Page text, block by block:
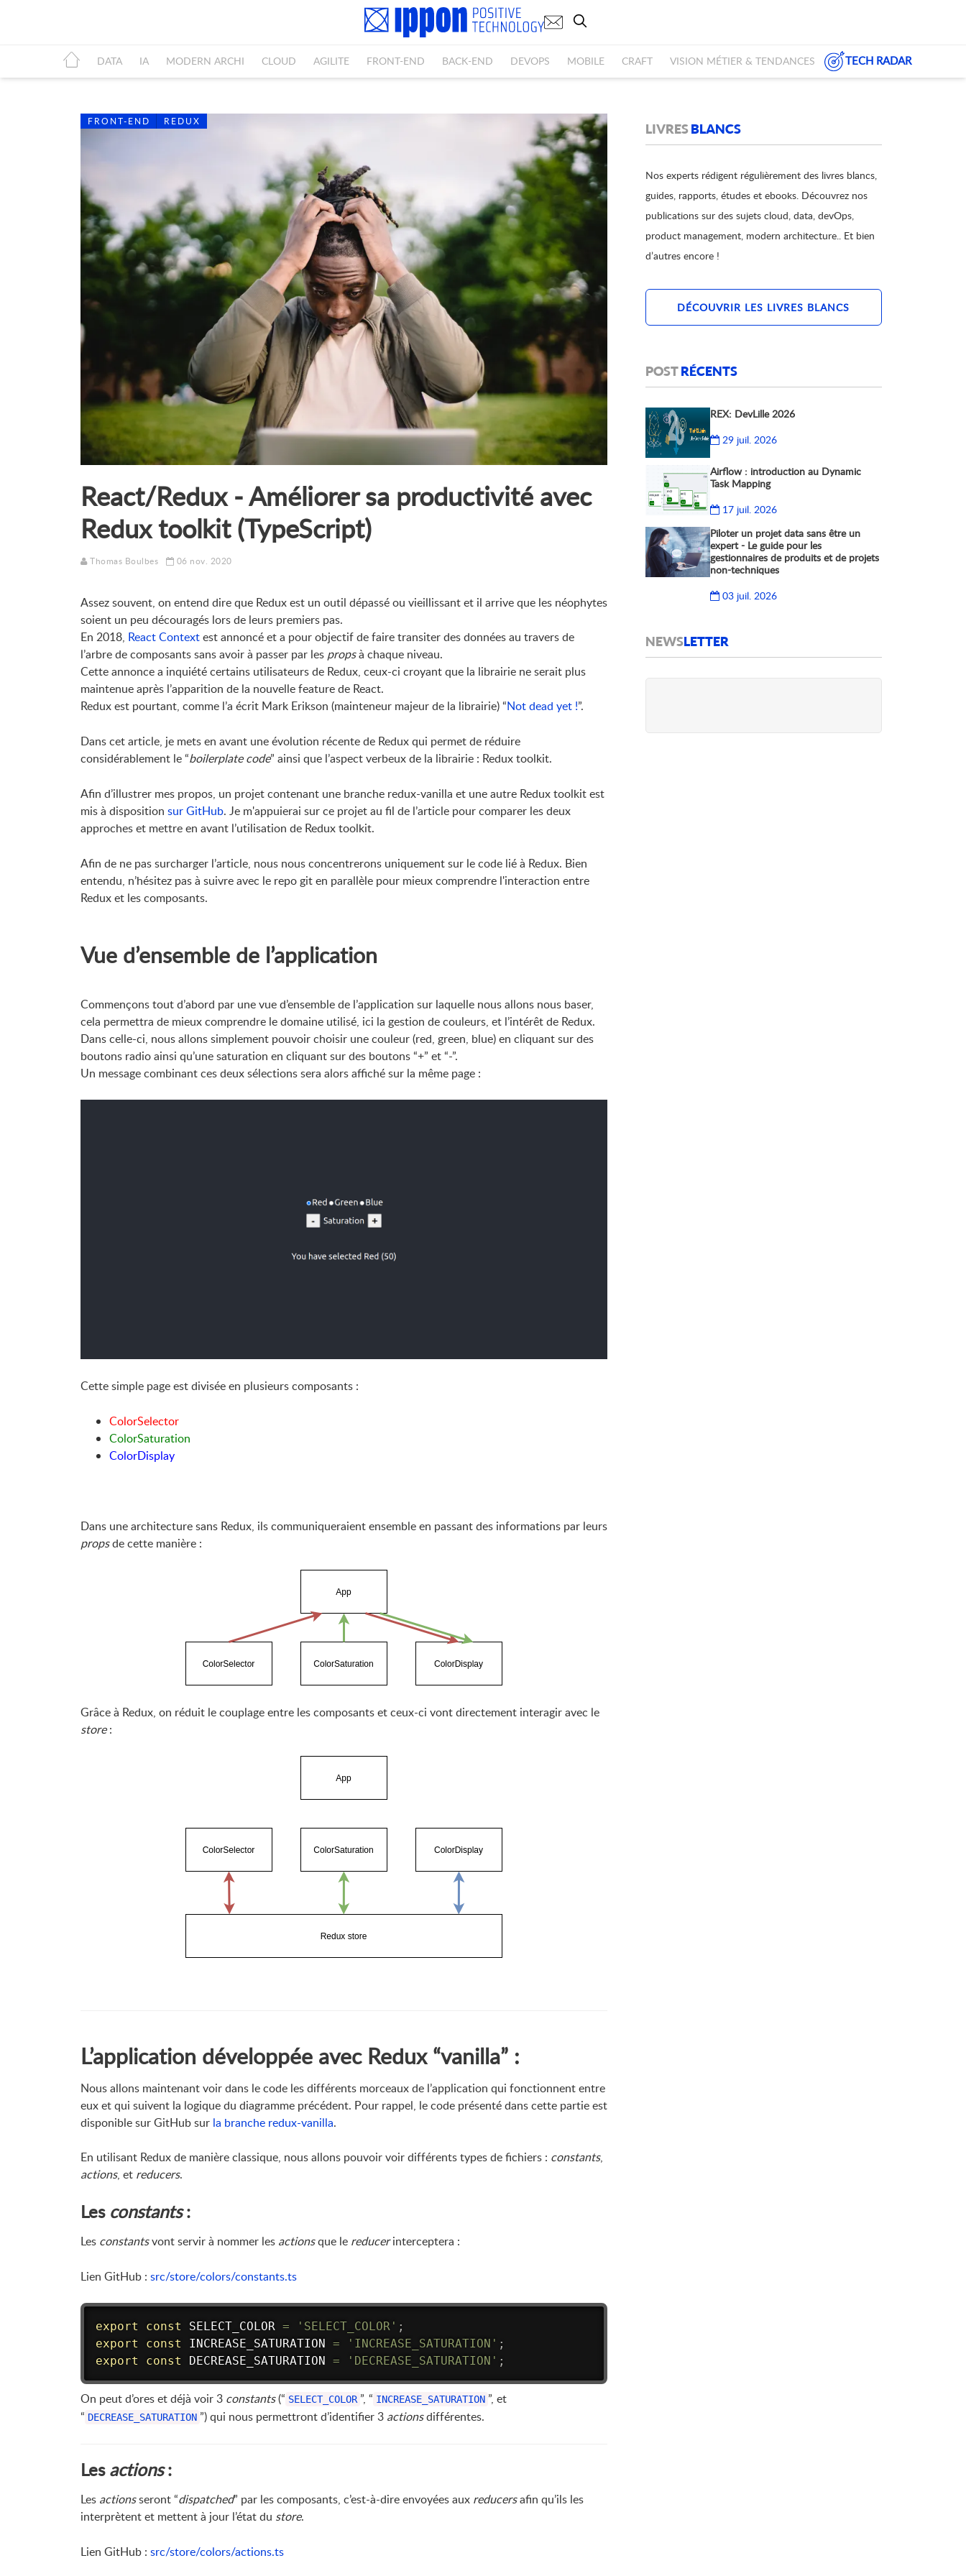
DATA IA MODERN ARCHI CLOUD AGILITE FRONT-END BACK-END DEVOPS MOBILE CRAFT VISION MÉTIER & TENDANCES TECH RADAR
FRONT-END REDUX
React/Redux - Améliorer sa productivité avec
Redux toolkit (TypeScript)
Thomas Boulbes 06 nov. 2020
Assez souvent, on entend dire que Redux est un outil dépassé ou vieillissant et il arrive que les néophytes
soient un peu découragés lors de leurs premiers pas.
En 2018, React Contextest annoncé et a pour objectif de faire transiter des données au travers de
l’arbre de composants sans avoir à passer par les propsà chaque niveau.
Cette annonce a inquiété certains utilisateurs de Redux, ceux-ci croyant que la librairie ne serait plus
maintenue après l’apparition de la nouvelle feature de React.
Redux est pourtant, comme l’a écrit Mark Erikson (mainteneur majeur de la librairie) “Not dead yet !”.
Dans cet article, je mets en avant une évolution récente de Redux qui permet de réduire
considérablement le “boilerplate code” ainsi que l’aspect verbeux de la librairie : Redux toolkit.
Afin d’illustrer mes propos, un projet contenant une branche redux-vanilla et une autre Redux toolkit est
mis à disposition sur GitHub. Je m'appuierai sur ce projet au fil de l’article pour comparer les deux
approches et mettre en avant l’utilisation de Redux toolkit.
Afin de ne pas surcharger l’article, nous nous concentrerons uniquement sur le code lié à Redux. Bien
entendu, n’hésitez pas à suivre avec le repo git en parallèle pour mieux comprendre l'interaction entre
Redux et les composants.
Vue d’ensemble de l’application
Commençons tout d’abord par une vue d’ensemble de l’application sur laquelle nous allons nous baser,
cela permettra de mieux comprendre le domaine utilisé, ici la gestion de couleurs, et l’intérêt de Redux.
Dans celle-ci, nous allons simplement pouvoir choisir une couleur (red, green, blue) en cliquant sur des
boutons radio ainsi qu’une saturation en cliquant sur des boutons “+” et “-”.
Un message combinant ces deux sélections sera alors affiché sur la même page :
Cette simple page est divisée en plusieurs composants :
ColorSelector
ColorSaturation
ColorDisplay
Dans une architecture sans Redux, ils communiqueraient ensemble en passant des informations par leurs
propsde cette manière :
Grâce à Redux, on réduit le couplage entre les composants et ceux-ci vont directement interagir avec le
store:
L’application développée avec Redux “vanilla” :
Nous allons maintenant voir dans le code les différents morceaux de l’application qui fonctionnent entre
eux et qui suivent la logique du diagramme précédent. Pour rappel, le code présenté dans cette partie est
disponible sur GitHub sur la branche redux-vanilla.
En utilisant Redux de manière classique, nous allons pouvoir voir différents types de fichiers : constants,
actions, et reducers.
Les constants:
Les constantsvont servir à nommer les actionsque le reducerinterceptera :
Lien GitHub : src/store/colors/constants.ts
export const SELECT_COLOR = 'SELECT_COLOR' ;
export
const INCREASE_SATURATION = 'INCREASE_SATURATION' ;
export
const DECREASE_SATURATION = 'DECREASE_SATURATION' ;
On peut d’ores et déjà voir 3 constants(“ SELECT_COLOR ”, “ INCREASE_SATURATION ”, et
“ DECREASE_SATURATION ”) qui nous permettront d’identifier 3 actionsdifférentes.
Lesactions:
Les actionsseront “dispatched” par les composants, c’est-à-dire envoyées aux reducersafin qu’ils les
interprètent et mettent à jour l’état du store.
Lien GitHub : src/store/colors/actions.ts
LIVRESBLANCS
Nos experts rédigent régulièrement des livres blancs,
guides, rapports, études et ebooks. Découvrez nos
publications sur des sujets cloud, data, devOps,
product management, modern architecture.. Et bien
d’autres encore !
DÉCOUVRIR LES LIVRES BLANCS
POSTRÉCENTS
REX: DevLille 2026
29 juil. 2026
Airflow : introduction au Dynamic
Task Mapping
17 juil. 2026
Piloter un projet data sans être un
expert - Le guide pour les
gestionnaires de produits et de projets
non-techniques
03 juil. 2026
NEWSLETTER